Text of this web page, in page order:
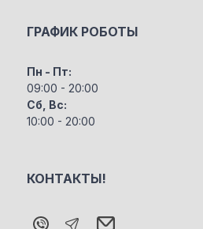
ГРАФИК РОБОТЫ
Пн - Пт:
09:00 - 20:00
Сб, Вс:
10:00 - 20:00
КОНТАКТЫ!